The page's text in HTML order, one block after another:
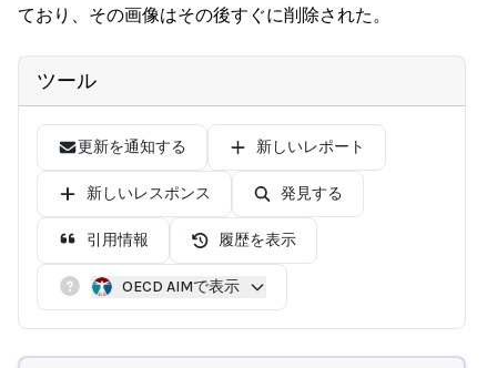
ており、その画像はその後すぐに削除された。
ツール
更新を通知する 新しいレポート
新しいレスポンス 発見する
引用情報 履歴を表示
OECD AIMで表示